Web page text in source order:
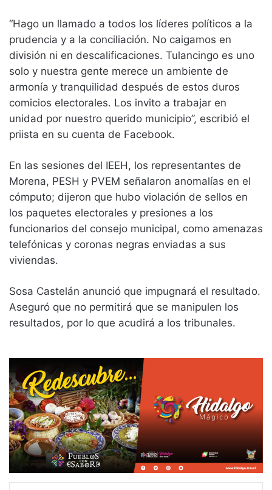
“Hago un llamado a todos los líderes políticos a la
prudencia y a la conciliación. No caigamos en
división ni en descalificaciones. Tulancingo es uno
solo y nuestra gente merece un ambiente de
armonía y tranquilidad después de estos duros
comicios electorales. Los invito a trabajar en
unidad por nuestro querido municipio”, escribió el
priista en su cuenta de Facebook.
En las sesiones del IEEH, los representantes de
Morena, PESH y PVEM señalaron anomalías en el
cómputo; dijeron que hubo violación de sellos en
los paquetes electorales y presiones a los
funcionarios del consejo municipal, como amenazas
telefónicas y coronas negras enviadas a sus
viviendas.
Sosa Castelán anunció que impugnará el resultado.
Aseguró que no permitirá que se manipulen los
resultados, por lo que acudirá a los tribunales.